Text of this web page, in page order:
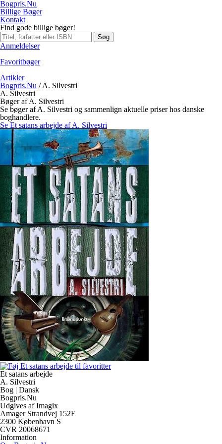
Bogpris.Nu
Billige Bøger
Kontakt
Find gode billige bøger!
Søg
Anmeldelser
Favoritbøger
Artikler
Bogpris.Nu /A. Silvestri
A. Silvestri
Bøger af A. Silvestri
Se bøger af A. Silvestri og sammenlign aktuelle priser hos danske
boghandlere.
Se Et satans arbejde af A. Silvestri
Et satans arbejde
A. Silvestri
Bog | Dansk
Bogpris.Nu
Udgives af Imagix
Amager Strandvej 152E
2300 København S
CVR 20068671
Information